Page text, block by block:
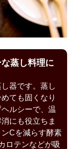
蒸し料理に
器です。蒸し
ても固くなり
ルシーで、温
にも役立ちま
Cを減らす酵素
ロテンなどが吸